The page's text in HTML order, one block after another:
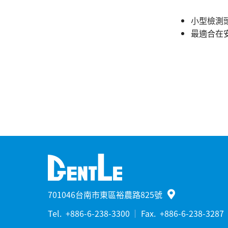
小型檢測
最適合在
701046台南市東區裕農路825號
Tel. +886-6-238-3300 Fax. +886-6-238-3287